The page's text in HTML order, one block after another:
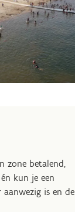
zone betalend,
kun je een
is en de